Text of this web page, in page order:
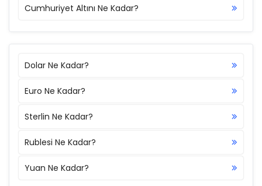
Cumhuriyet Altını Ne Kadar?
Dolar Ne Kadar?
Euro Ne Kadar?
Sterlin Ne Kadar?
Rublesi Ne Kadar?
Yuan Ne Kadar?